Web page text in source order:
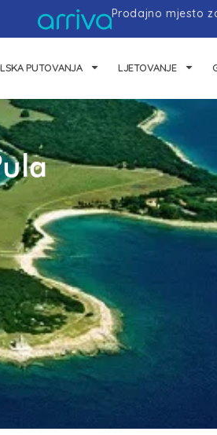
Prodajno mjesto
PUTOVANJA LJETOVANJE